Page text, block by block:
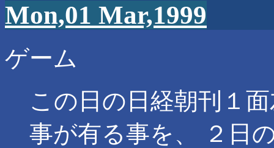
Mon,01 Mar,1999
ゲーム
この日の日経朝刊１面
事が有る事を、 ２日